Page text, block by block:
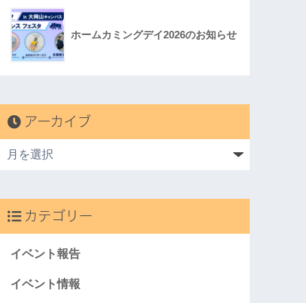
ホームカミングデイ2026のお知らせ
アーカイブ
カテゴリー
イベント報告
イベント情報